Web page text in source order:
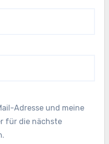
Adresse und meine
für die nächste